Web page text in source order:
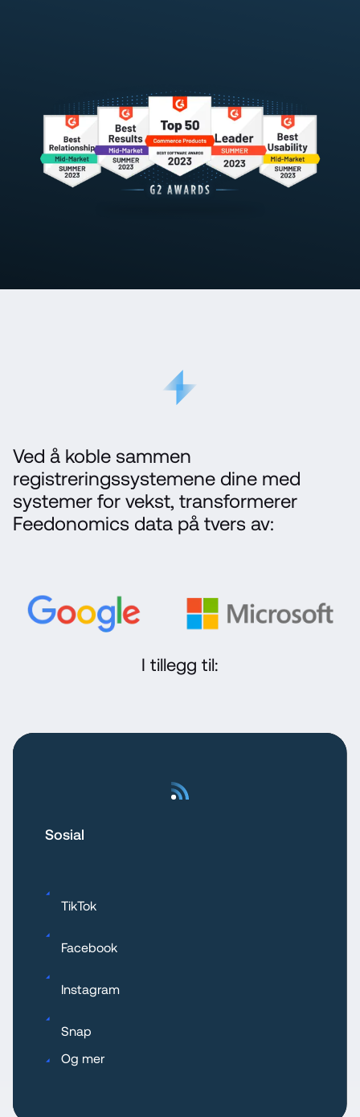
Ved å koble sammen
registreringssystemene dine med
systemer for vekst, transformerer
Feedonomics data på tvers av:
I tillegg til:
Sosial
TikTok
Facebook
Instagram
Snap
Og mer